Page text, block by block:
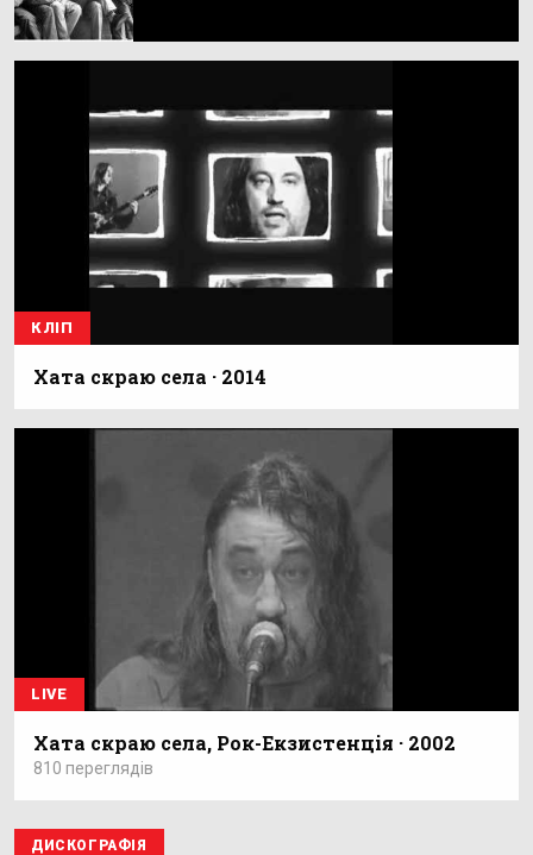
КЛІП
Хата скраю села · 2014
LIVE
Хата скраю села, Рок-Екзистенція · 2002
810 переглядів
ДИСКОГРАФІЯ